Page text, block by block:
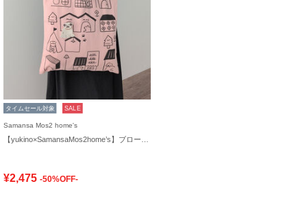
タイムセール対象 SALE
Samansa Mos2 home's
¥2,475 -50%OFF-